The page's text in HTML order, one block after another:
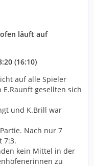
läuft auf
(16:10)
auf alle Spieler
gesellten sich
und K.Brill war
Nach nur 7
7:3.
kein Mittel in der
zu